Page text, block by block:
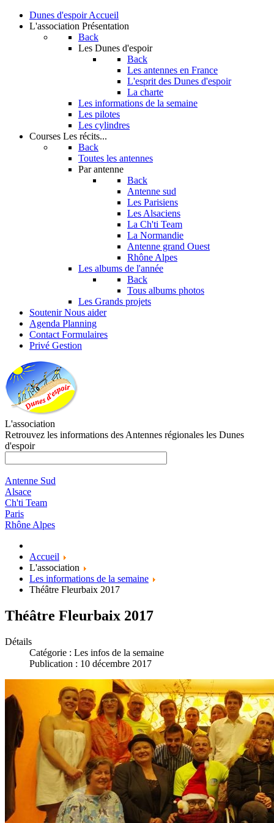
Dunes d'espoir Accueil
L'association Présentation
Back
Les Dunes d'espoir
Back
Les antennes en France
L'esprit des Dunes d'espoir
La charte
Les informations de la semaine
Les pilotes
Les cylindres
Courses Les récits...
Back
Toutes les antennes
Par antenne
Back
Antenne sud
Les Parisiens
Les Alsaciens
La Ch'ti Team
La Normandie
Antenne grand Ouest
Rhône Alpes
Les albums de l'année
Back
Tous albums photos
Les Grands projets
Soutenir Nous aider
Agenda Planning
Contact Formulaires
Privé Gestion
L'association
Retrouvez les informations des Antennes régionales les Dunes
d'espoir
Antenne Sud
Alsace
Ch'ti Team
Paris
Rhône Alpes
Accueil
L'association
Les informations de la semaine
Théâtre Fleurbaix 2017
Théâtre Fleurbaix 2017
Détails
Catégorie : Les infos de la semaine
Publication : 10 décembre 2017